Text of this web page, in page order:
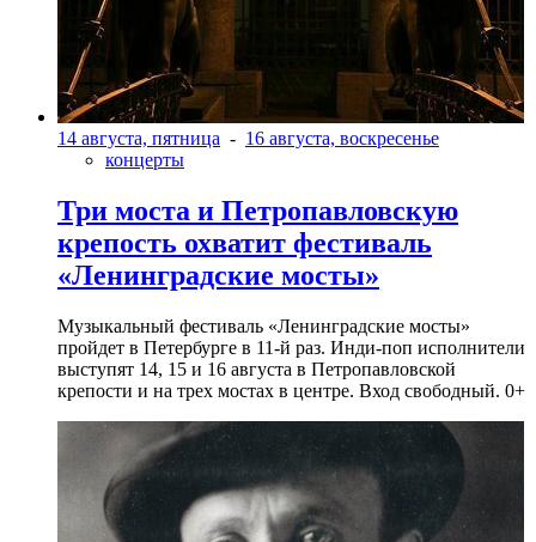
14 августа, пятница - 16 августа, воскресенье
концерты
Три моста и Петропавловскую
крепость охватит фестиваль
«Ленинградские мосты»
Музыкальный фестиваль «Ленинградские мосты»
пройдет в Петербурге в 11-й раз. Инди-поп исполнители
выступят 14, 15 и 16 августа в Петропавловской
крепости и на трех мостах в центре. Вход свободный. 0+